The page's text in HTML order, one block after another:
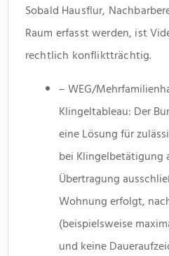
Sobald Hausflur,
Raum erfasst werden, ist
rechtlich konfliktträchtig.
– WEG/
Klingeltableau: Der
eine Lösung für
bei
Übertragung
Wohnung erfolgt,
(beispielsweise
und keine